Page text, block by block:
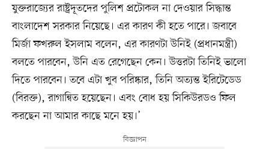
যুক্তরাজ্যের রাষ্ট্রদূতদের পুলিশ প্রটোকল না দেওয়ার সিদ্ধান্ত
বাংলাদেশ সরকার নিয়েছে। এর কারণ কী হতে পারে। জবাবে
মির্জা ফখরুল ইসলাম বলেন, এর কারণটা উনিই (প্রধানমন্ত্রী)
বলতে পারবেন, উনি এত রেগেছেন কেন। উত্তরটা তিনিই ভালো
দিতে পারবেন। তবে এটা খুব পরিষ্কার, তিনি অত্যন্ত ইরিটেডেড
(বিরক্ত), রাগান্বিত হয়েছেন। এবং বোধ হয় সিকিউরডও ফিল
করছেন না আমার কাছে মনে হয়।’